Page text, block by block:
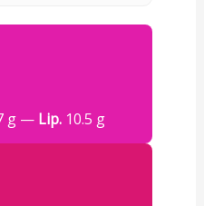
g — Lip.10.5 g